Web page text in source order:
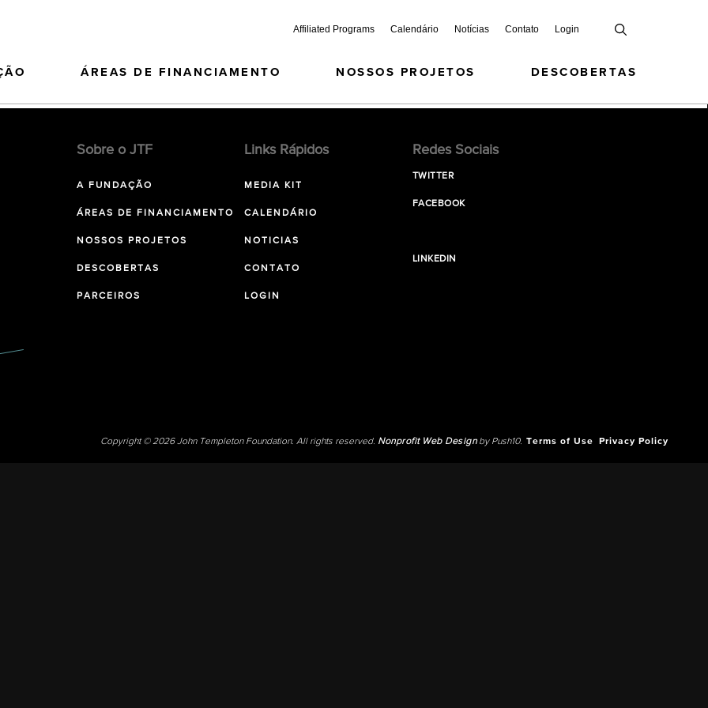
Affiliated Programs Calendário Notícias Contato Login
ÁREAS DE FINANCIAMENTO NOSSOS PROJETOS DESCOBERTAS
Sobre o JTF
A FUNDAÇÃO
ÁREAS DE FINANCIAMENTO
NOSSOS PROJETOS
DESCOBERTAS
PARCEIROS
Links Rápidos
MEDIA KIT
CALENDÁRIO
NOTICIAS
CONTATO
LOGIN
Redes Sociais
TWITTER
FACEBOOK
LINKEDIN
Copyright © 2026 John Templeton Foundation. All rights reserved. Nonprofit Web Designby Push10. Terms of Use Privacy Policy